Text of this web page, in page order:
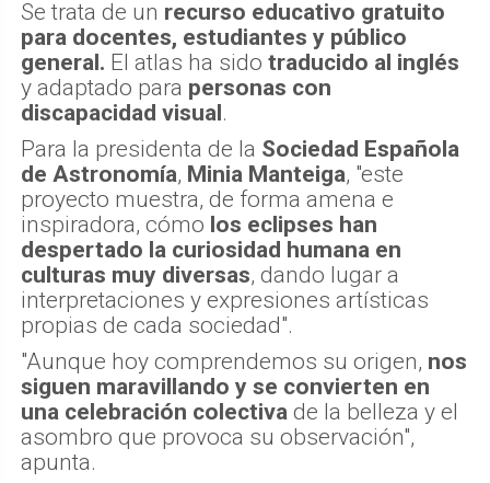
Se trata de un recurso educativo gratuito
para docentes, estudiantes y público
general. El atlas ha sido traducido al inglés
y adaptado para personas con
discapacidad visual.
Para la presidenta de la Sociedad Española
de Astronomía, Minia Manteiga, "este
proyecto muestra, de forma amena e
inspiradora, cómo los eclipses han
despertado la curiosidad humana en
culturas muy diversas, dando lugar a
interpretaciones y expresiones artísticas
propias de cada sociedad".
"Aunque hoy comprendemos su origen, nos
siguen maravillando y se convierten en
una celebración colectiva de la belleza y el
asombro que provoca su observación",
apunta.